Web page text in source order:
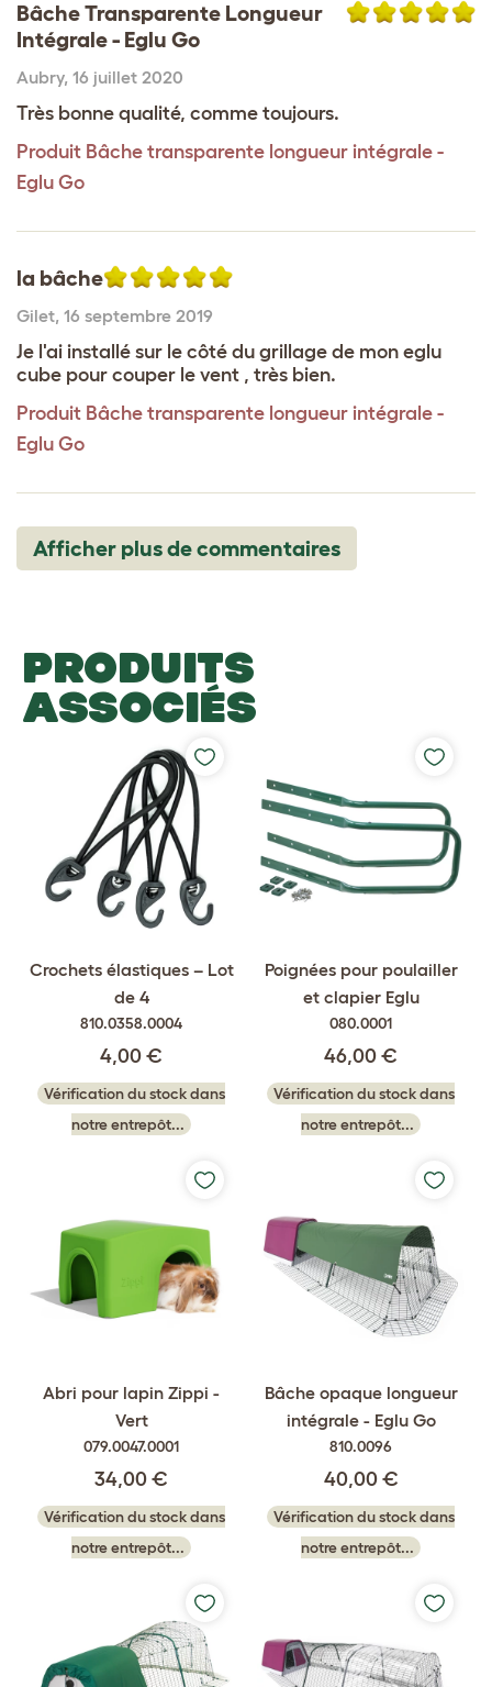
Bâche Transparente Longueur
Intégrale - Eglu Go
Aubry, 16 juillet 2020
Très bonne qualité, comme toujours.
Produit Bâche transparente longueur intégrale -
Eglu Go
la bâche
Gilet, 16 septembre 2019
Je l'ai installé sur le côté du grillage de mon eglu
cube pour couper le vent , très bien.
Produit Bâche transparente longueur intégrale -
Eglu Go
Afficher plus de commentaires
PRODUITS
ASSOCIÉS
Crochets élastiques – Lot
de 4
810.0358.0004
4,00 €
Vérification du stock dans
notre entrepôt...
Poignées pour poulailler
et clapier Eglu
080.0001
46,00 €
Vérification du stock dans
notre entrepôt...
Abri pour lapin Zippi -
Vert
079.0047.0001
34,00 €
Vérification du stock dans
notre entrepôt...
Bâche opaque longueur
intégrale - Eglu Go
810.0096
40,00 €
Vérification du stock dans
notre entrepôt...